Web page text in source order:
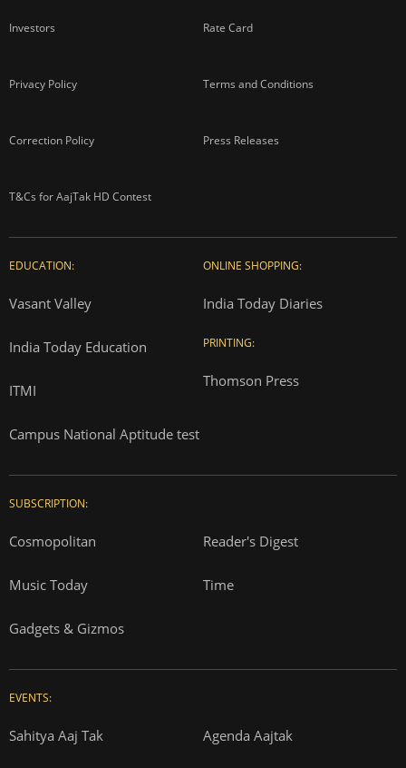
Investors Rate Card
Privacy Policy Terms and Conditions
Correction Policy Press Releases
T&Cs for AajTak HD Contest
EDUCATION:
Vasant Valley
India Today Education
ITMI
Campus National Aptitude test
ONLINE SHOPPING:
India Today Diaries
PRINTING:
Thomson Press
SUBSCRIPTION:
Cosmopolitan Reader's Digest
Music Today Time
Gadgets & Gizmos
EVENTS:
Sahitya Aaj Tak Agenda Aajtak